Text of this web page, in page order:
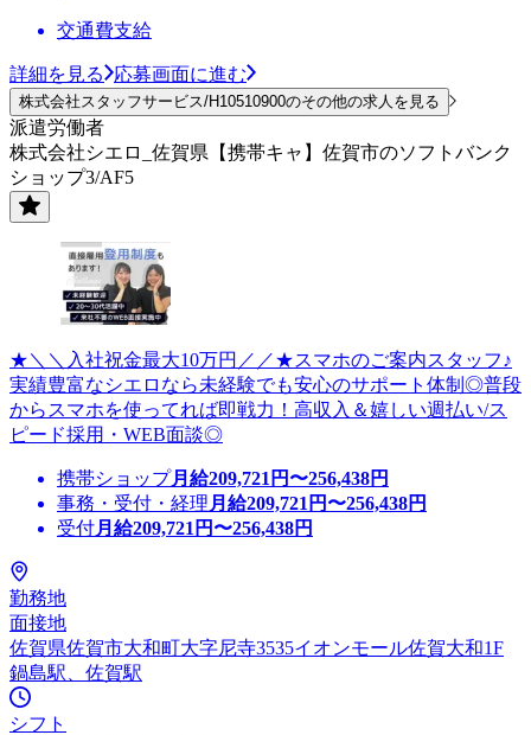
交通費支給
詳細を見る 応募画面に進む
株式会社スタッフサービス/H10510900のその他の求人を見る
派遣労働者
株式会社シエロ_佐賀県【携帯キャ】佐賀市のソフトバンク
ショップ3/AF5
★＼＼入社祝金最大10万円／／★スマホのご案内スタッフ♪
実績豊富なシエロなら未経験でも安心のサポート体制◎普段
からスマホを使ってれば即戦力！高収入＆嬉しい週払い/ス
ピード採用・WEB面談◎
携帯ショップ月給209,721 円〜256,438円
事務・受付・経理 月給209,721 円〜256,438円
受付月給209,721 円〜256,438円
勤務地
面接地
佐賀県佐賀市大和町大字尼寺3535イオンモール佐賀大和1F
鍋島駅、佐賀駅
シフト